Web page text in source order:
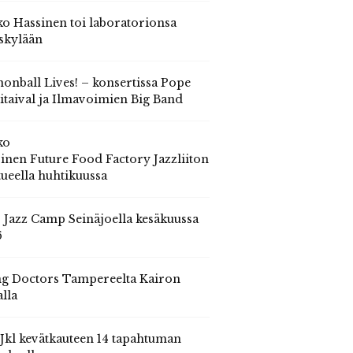
Hassinen toi laboratorionsa
Lives! – konsertissa Pope
ja Ilmavoimien Big Band
Future Food Factory Jazzliiton
huhtikuussa
Jazz Camp Seinäjoella kesäkuussa
Doctors Tampereelta Kairon
kevätkauteen 14 tapahtuman